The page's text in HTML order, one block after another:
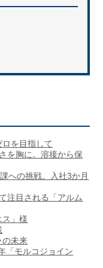
を目指して
を胸に。溶接から保
への挑戦。入社3か月
注目される「アルム
」様
の未来
「モルコジョイン